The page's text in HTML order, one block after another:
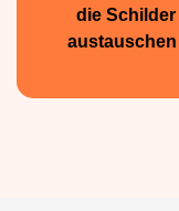
die